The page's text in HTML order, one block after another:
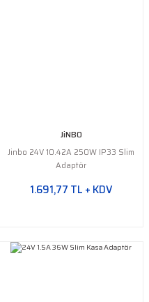
JiNBO
Jinbo 24V 10.42A 250W IP33 Slim
Adaptör
1.691,77 TL + KDV